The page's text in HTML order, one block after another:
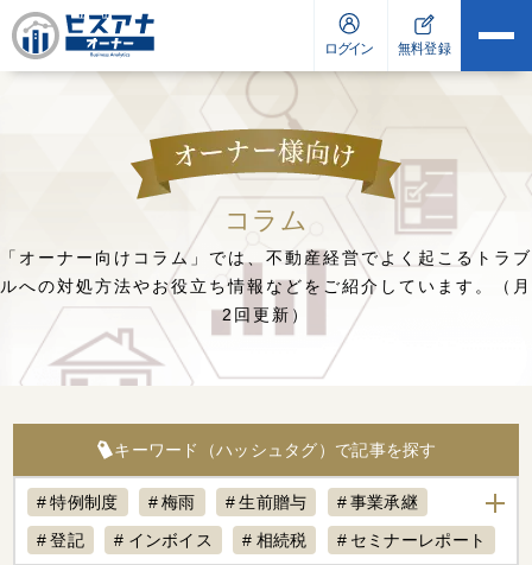
コラム
「オーナー向けコラム」では、不動産経営でよく起こるトラブ
ルへの対処方法やお役立ち情報などをご紹介しています。（月
2回更新）
キーワード（ハッシュタグ）で記事を探す
特例制度 梅雨 生前贈与
事業承継
登記
インボイス 相続税
セミナーレポート